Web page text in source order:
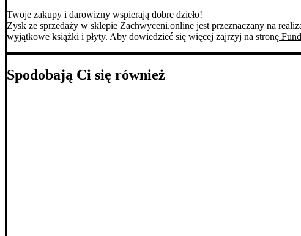
Twoje zakupy i darowizny wspierają dobre dzieło!
Zysk ze sprzedaży w sklepie Zachwyceni.online jest przeznaczany na
wyjątkowe książki i płyty. Aby dowiedzieć się więcej zajrzyj na stronę
Spodobają Ci się również